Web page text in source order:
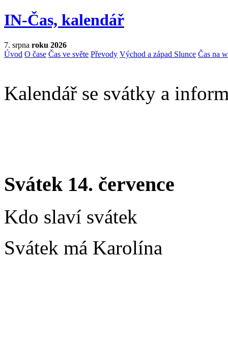
IN-Čas, kalendář
7. srpna roku 2026
Úvod O čase Čas ve světe Převody Východ a západ Slunce Čas na
Kalendář se svátky a
Svátek 14. července
Kdo slaví svátek
Svátek má Karolína